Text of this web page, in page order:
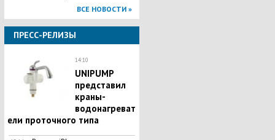
ВСЕ НОВОСТИ »
ПРЕСС-РЕЛИЗЫ
14:10
UNIPUMP
представил
краны-
водонагреват
ели проточного типа